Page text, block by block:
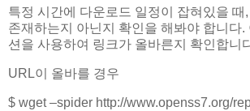
특정 시간에 다운로드 일정이 잡혀있을 때,
존재하는지 아닌지 확인을 해봐야 합니다.
션을 사용하여 링크가 올바른지 확인합니
URL이 올바를 경우
$ wget –spider http://www.openss7.org/